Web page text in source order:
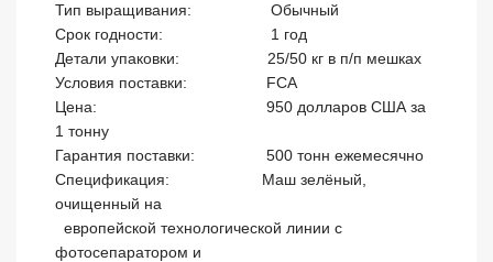
Тип выращивания:	                 Обычный
Срок годности: 		         1 год
Детали упаковки:                    25/50 кг в п/п мешках
Условия поставки:                  FCA
Цена:			                950 долларов США за
1 тонну
Гарантия поставки:	        500 тонн ежемесячно
Спецификация:       	       Маш зелёный,
очищенный на
фотосепаратором и